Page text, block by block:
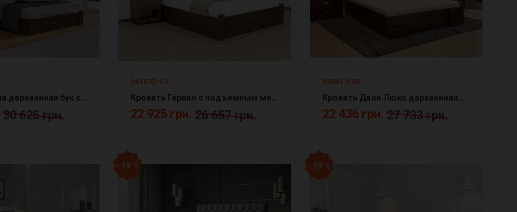
30 625 грн.
141972-57
22 925 грн. 26 657 грн.
020517-30
22 436 грн. 27 733 грн.
- 19 % - 19 %